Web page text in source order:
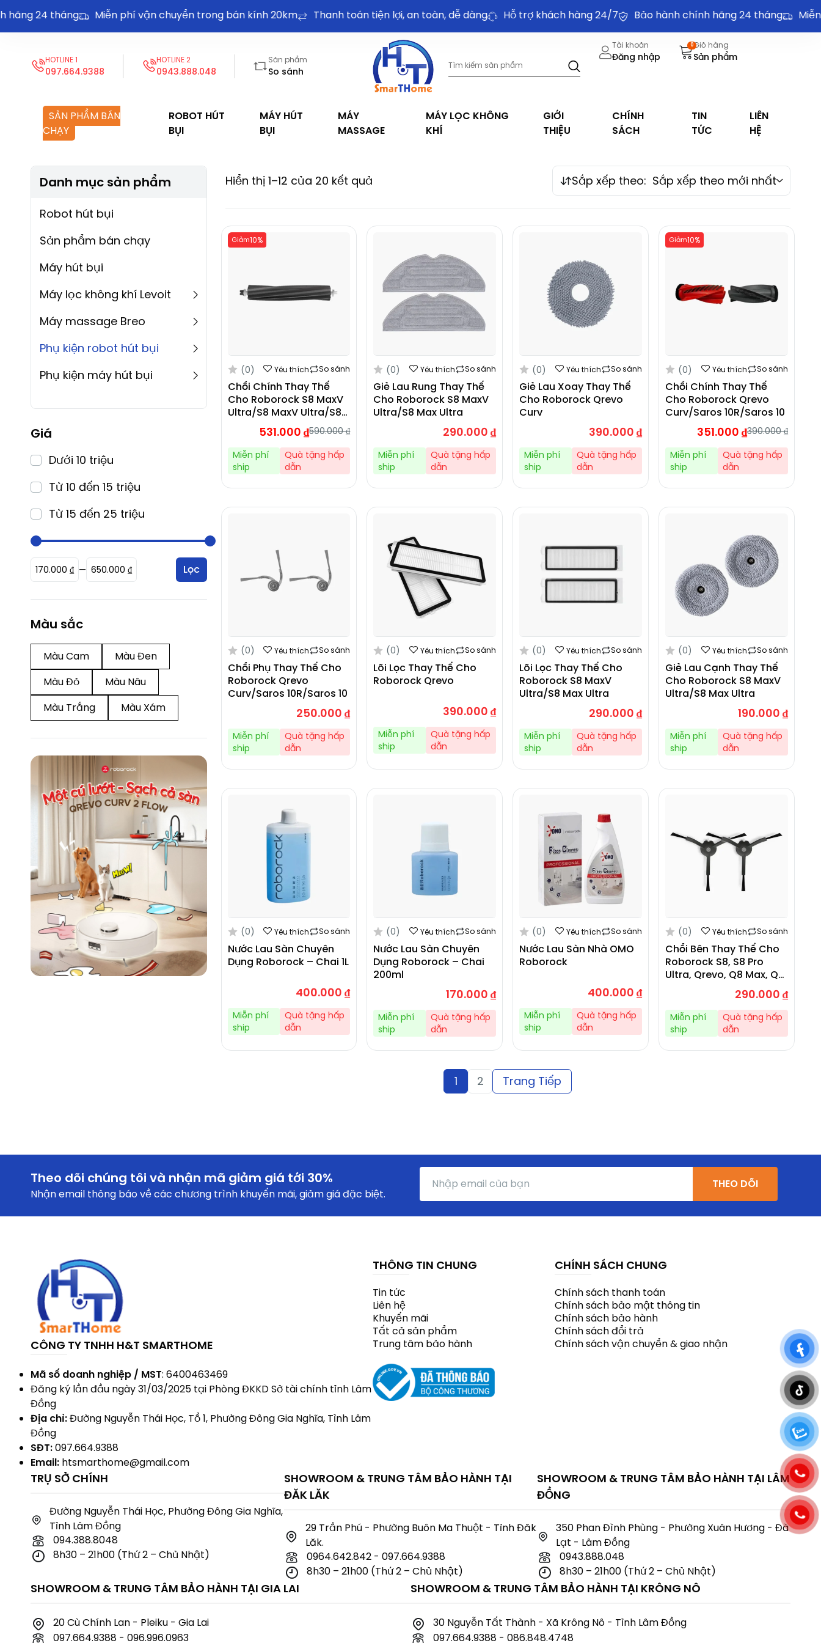
24 tháng Miễn phí vận chuyển trong bán kính 20km Thanh toán tiện lợi, an toàn, dễ dàng Hỗ trợ khách hàng 24/7 Bảo hành chính hãng 24 tháng Miễn
HOTLINE 1
097.664.9388
HOTLINE 2
0943.888.048
Sản phẩm
So sánh
Tài khoản
Đăng nhập
0Giỏ hàng
Sản phẩm
SẢN PHẨM BÁN
CHẠY
ROBOT HÚT
BỤI
MÁY HÚT
BỤI
MÁY
MASSAGE
MÁY LỌC KHÔNG
KHÍ
GIỚI
THIỆU
CHÍNH
SÁCH
TIN
TỨC
LIÊN
HỆ
Danh mục sản phẩm
Robot hút bụi
Sản phẩm bán chạy
Máy hút bụi
Máy lọc không khí Levoit
Máy massage Breo
Phụ kiện robot hút bụi
Phụ kiện máy hút bụi
Giá
Dưới 10 triệu
Từ 10 đến 15 triệu
Từ 15 đến 25 triệu
170.000 ₫ — 650.000 ₫ Lọc
Màu sắc
Màu Cam
Màu Đen
Màu Đỏ
Màu Nâu
Màu Trắng
Màu Xám
Hiển thị 1–12 của 20 kết quả Sắp xếp theo: Sắp xếp theo mới nhất
Giảm10%
(0) Yêu thích So sánh
Chổi Chính Thay Thế
Cho Roborock S8 MaxV
Ultra/S8 MaxV Ultra/S8
Max Ultra/S8 Max
Ultra/Qrevo Master590.000₫
531.000₫
Miễn phí
ship
Quà tặng hấp
dẫn
(0) Yêu thích So sánh
Giẻ Lau Rung Thay Thế
Cho Roborock S8 MaxV
Ultra/S8 Max Ultra
290.000₫
Miễn phí
ship
Quà tặng hấp
dẫn
(0) Yêu thích So sánh
Giẻ Lau Xoay Thay Thế
Cho Roborock Qrevo
Curv
390.000₫
Miễn phí
ship
Quà tặng hấp
dẫn
Giảm10%
(0) Yêu thích So sánh
Chổi Chính Thay Thế
Cho Roborock Qrevo
Curv/Saros 10R/Saros 10
390.000₫
351.000 ₫
Miễn phí
ship
Quà tặng hấp
dẫn
(0) Yêu thích So sánh
Chổi Phụ Thay Thế Cho
Roborock Qrevo
Curv/Saros 10R/Saros 10
250.000₫
Miễn phí
ship
Quà tặng hấp
dẫn
(0) Yêu thích So sánh
Lõi Lọc Thay Thế Cho
Roborock Qrevo
390.000₫
Miễn phí
ship
Quà tặng hấp
dẫn
(0) Yêu thích So sánh
Lõi Lọc Thay Thế Cho
Roborock S8 MaxV
Ultra/S8 Max Ultra
290.000₫
Miễn phí
ship
Quà tặng hấp
dẫn
(0) Yêu thích So sánh
Giẻ Lau Cạnh Thay Thế
Cho Roborock S8 MaxV
Ultra/S8 Max Ultra
190.000 ₫
Miễn phí
ship
Quà tặng hấp
dẫn
(0) Yêu thích So sánh
Nước Lau Sàn Chuyên
Dụng Roborock – Chai 1L
400.000₫
Miễn phí
ship
Quà tặng hấp
dẫn
(0) Yêu thích So sánh
Nước Lau Sàn Chuyên
Dụng Roborock – Chai
200ml
170.000₫
Miễn phí
ship
Quà tặng hấp
dẫn
(0) Yêu thích So sánh
Nước Lau Sàn Nhà OMO
Roborock
400.000₫
Miễn phí
ship
Quà tặng hấp
dẫn
(0) Yêu thích So sánh
Chổi Bên Thay Thế Cho
Roborock S8, S8 Pro
Ultra, Qrevo, Q8 Max, Q5
Pro, Q5 Pro+, S8 MaxV
290.000 ₫
Miễn phí
ship
Quà tặng hấp
dẫn
1 2 Trang Tiếp
Theo dõi chúng tôi và nhận mã giảm giá tới 30%
Nhận email thông báo về các chương trình khuyến mãi, giảm giá đặc biệt.
THEO DÕI
CÔNG TY TNHH H&T SMARTHOME
Mã số doanh nghiệp / MST: 6400463469
Đăng ký lần đầu ngày 31/03/2025 tại Phòng ĐKKD Sở tài chính tỉnh Lâm
Đồng
Địa chỉ:Đường Nguyễn Thái Học, Tổ 1, Phường Đông Gia Nghĩa, Tỉnh Lâm
Đồng
SĐT:097.664.9388
Email: htsmarthome@gmail.com
THÔNG TIN CHUNG
Tin tức
Liên hệ
Khuyến mãi
Tất cả sản phẩm
Trung tâm bảo hành
CHÍNH SÁCH CHUNG
Chính sách thanh toán
Chính sách bảo mật thông tin
Chính sách bảo hành
Chính sách đổi trả
Chính sách vận chuyển & giao nhận
TRỤ SỞ CHÍNH
Đường Nguyễn Thái Học, Phường Đông Gia Nghĩa,
Tỉnh Lâm Đồng
094.388.8048
8h30 – 21h00 (Thứ 2 – Chủ Nhật)
SHOWROOM & TRUNG TÂM BẢO HÀNH TẠI
ĐĂK LĂK
29 Trần Phú - Phường Buôn Ma Thuột - Tỉnh Đăk
Lăk.
0964.642.842 - 097.664.9388
8h30 – 21h00 (Thứ 2 – Chủ Nhật)
SHOWROOM & TRUNG TÂM BẢO HÀNH TẠI LÂM
ĐỒNG
350 Phan Đình Phùng - Phường Xuân Hương - Đà
Lạt - Lâm Đồng
0943.888.048
8h30 – 21h00 (Thứ 2 – Chủ Nhật)
SHOWROOM & TRUNG TÂM BẢO HÀNH TẠI GIA LAI
20 Cù Chính Lan - Pleiku - Gia Lai
097.664.9388 - 096.996.0963
SHOWROOM & TRUNG TÂM BẢO HÀNH TẠI KRÔNG NÔ
30 Nguyễn Tất Thành - Xã Krông Nô - Tỉnh Lâm Đồng
097.664.9388 - 086.848.4748